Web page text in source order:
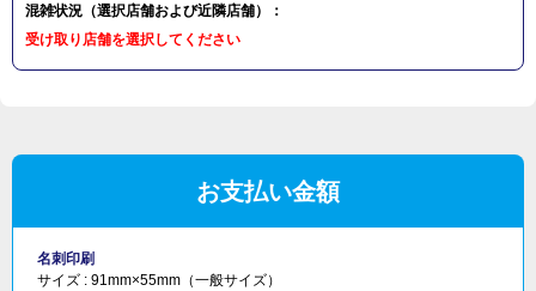
混雑状況（選択店舗および近隣店舗）：
受け取り店舗を選択してください
お支払い金額
名刺印刷
サイズ : 91mm×55mm（一般サイズ）